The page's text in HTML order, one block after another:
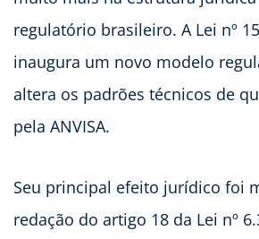
regulatório brasileiro. A Lei nº
inaugura um novo modelo
altera os padrões técnicos de
pela ANVISA.
Seu principal efeito jurídico foi
redação do artigo 18 da Lei nº